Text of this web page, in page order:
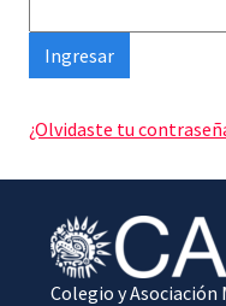
¿Olvidaste tu
Colegio y Asociación